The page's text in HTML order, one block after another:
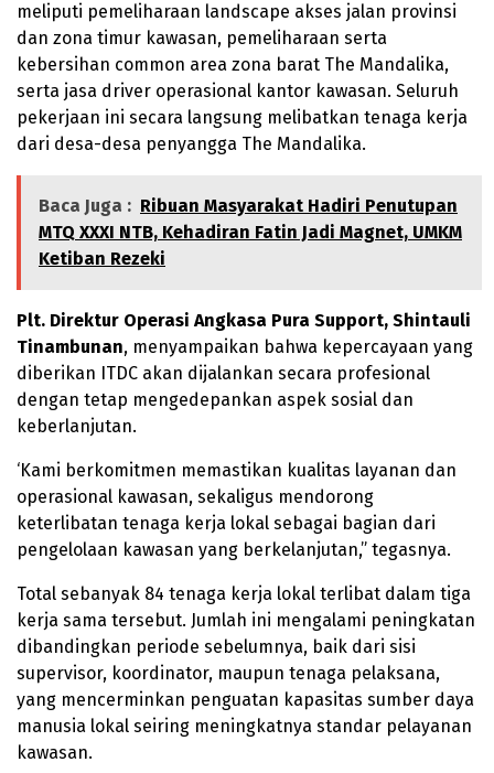
meliputi pemeliharaan landscape akses jalan provinsi
dan zona timur kawasan, pemeliharaan serta
kebersihan common area zona barat The Mandalika,
serta jasa driver operasional kantor kawasan. Seluruh
pekerjaan ini secara langsung melibatkan tenaga kerja
dari desa-desa penyangga The Mandalika.
Baca Juga : Ribuan Masyarakat Hadiri Penutupan
MTQ XXXI NTB, Kehadiran Fatin Jadi Magnet, UMKM
Ketiban Rezeki
Plt. Direktur Operasi Angkasa Pura Support, Shintauli
Tinambunan, menyampaikan bahwa kepercayaan yang
diberikan ITDC akan dijalankan secara profesional
dengan tetap mengedepankan aspek sosial dan
keberlanjutan.
‘Kami berkomitmen memastikan kualitas layanan dan
operasional kawasan, sekaligus mendorong
keterlibatan tenaga kerja lokal sebagai bagian dari
pengelolaan kawasan yang berkelanjutan,” tegasnya.
Total sebanyak 84 tenaga kerja lokal terlibat dalam tiga
kerja sama tersebut. Jumlah ini mengalami peningkatan
dibandingkan periode sebelumnya, baik dari sisi
supervisor, koordinator, maupun tenaga pelaksana,
yang mencerminkan penguatan kapasitas sumber daya
manusia lokal seiring meningkatnya standar pelayanan
kawasan.